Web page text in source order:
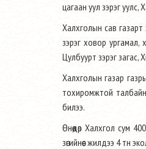
цагаан уул зэрэг уулс,
Халхголын сав газарт
зэрэг ховор ургамал,
Цулбуурт зэрэг загас,
Халхголын газар
тохиромжтой
билээ.
Өнөөдөр Халхгол сум
зөгийнөөс жилдээ 4 тн